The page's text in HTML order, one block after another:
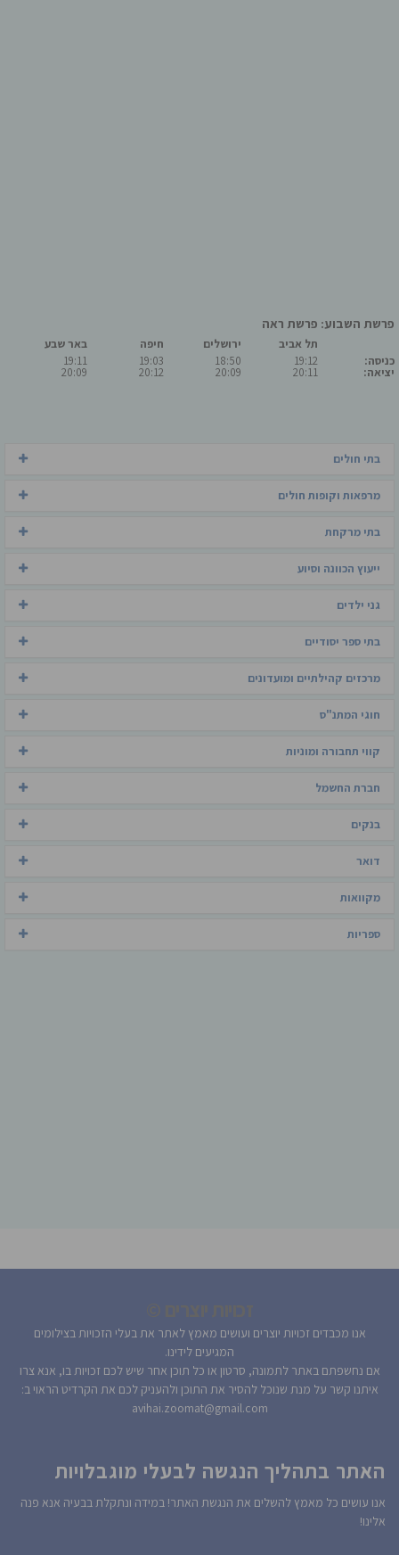
פרשת השבוע: פרשת ראה
כניסה:
יציאה:
תל אביב
19:12
20:11
ירושלים
18:50
20:09
חיפה
19:03
20:12
באר שבע
19:11
20:09
בתי חולים
מרפאות וקופות חולים
בתי מרקחת
ייעוץ הכוונה וסיוע
גני ילדים
בתי ספר יסודיים
מרכזים קהילתיים ומועדונים
חוגי המתנ"ס
קווי תחבורה ומוניות
חברת החשמל
בנקים
דואר
מקוואות
ספריות
אנו מכבדים זכויות יוצרים ועושים מאמץ לאתר את בעלי הזכויות בצילומים
המגיעים לידינו.
אם נחשפתם באתר לתמונה, סרטון או כל תוכן אחר שיש לכם זכויות בו, אנא צרו
איתנו קשר על מנת שנוכל להסיר את התוכן ולהעניק לכם את הקרדיט הראוי ב:
avihai.zoomat@gmail.com
האתר בתהליך הנגשה לבעלי מוגבלויות
אנו עושים כל מאמץ להשלים את הנגשת האתר! במידה ונתקלת בבעיה אנא פנה
אלינו!